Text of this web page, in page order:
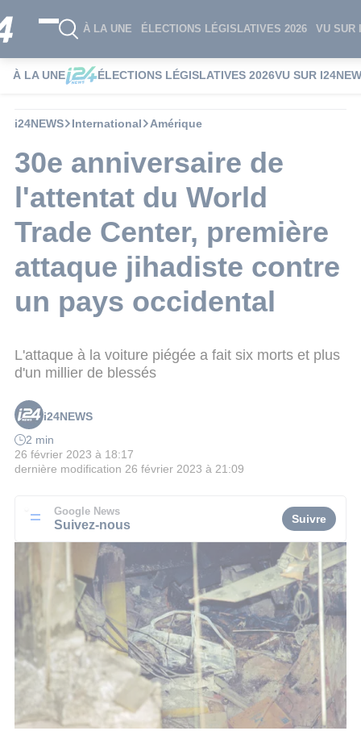
À LA UNE ÉLECTIONS LÉGISLATIVES 2026 VU SUR
À LA UNE ÉLECTIONS LÉGISLATIVES 2026VU SUR
i24NEWS International Amérique
30e anniversaire de
l'attentat du World
Trade Center, première
attaque jihadiste contre
un pays occidental
L'attaque à la voiture piégée a fait six morts et plus
d'un millier de blessés
i24NEWS
2 min
26 février 2023 à 18:17
dernière modification 26 février 2023 à 21:09
Google News
Suivez-nous Suivre